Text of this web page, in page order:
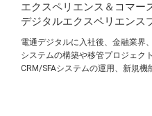
エクスペリエンス＆コマー
デジタルエクスペリエンス
電通デジタルに入社後、金融業界
システムの構築や移管プロジェク
CRM/SFAシステムの運用、新規機